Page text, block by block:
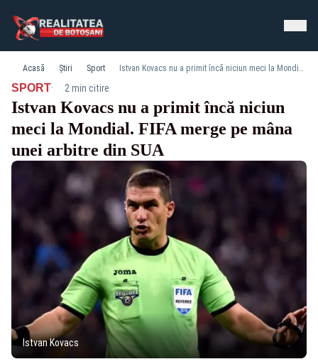
Acasă Știri Sport Istvan Kovacs nu a primit încă niciun meci la Mondial. FIFA merge pe mâna unei arbitre din SUA
SPORT· 2 min citire
Istvan Kovacs nu a primit încă niciun
meci la Mondial. FIFA merge pe mâna
unei arbitre din SUA
Istvan Kovacs